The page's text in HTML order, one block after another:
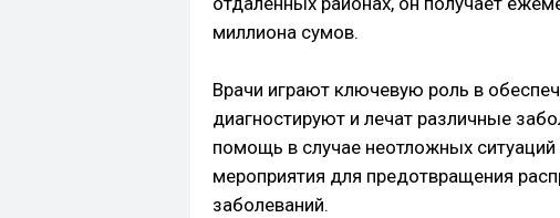
миллиона сумов.
Врачи играют ключевую роль в
диагностируют и лечат различные
помощь в случае неотложных
мероприятия для предотвращения
заболеваний.